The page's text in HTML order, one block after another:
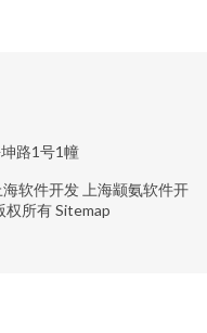
路1号1幢
海软件开发 上海颛氨软件开
权所有Sitemap